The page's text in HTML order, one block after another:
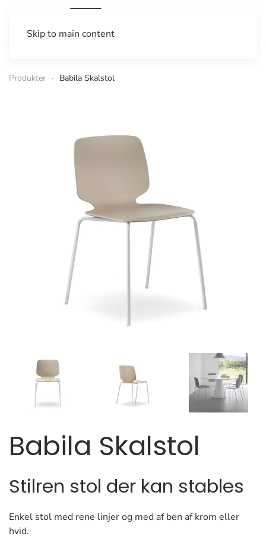
Skip to main content
Produkter Babila Skalstol
Babila Skalstol
Stilren stol der kan stables
Enkel stol med rene linjer og med af ben af krom eller
hvid.